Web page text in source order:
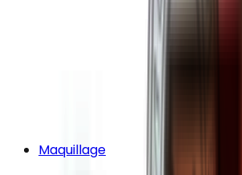
Maquillage